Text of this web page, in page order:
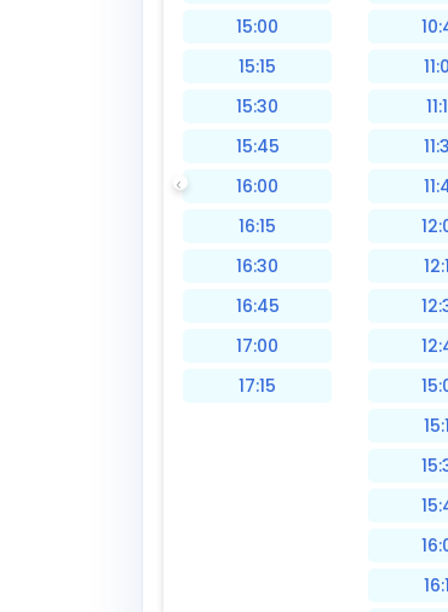
15:00
15:15
15:30
15:45
16:00
16:15
16:30
16:45
17:00
17:15